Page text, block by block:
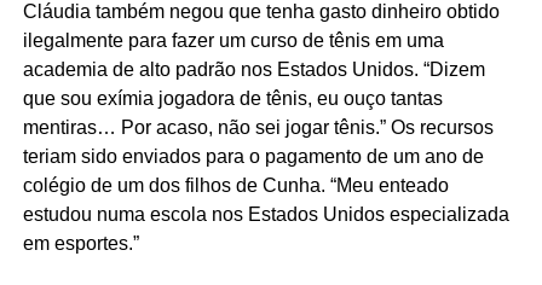
Cláudia também negou que tenha gasto dinheiro obtido
ilegalmente para fazer um curso de tênis em uma
academia de alto padrão nos Estados Unidos. “Dizem
que sou exímia jogadora de tênis, eu ouço tantas
mentiras… Por acaso, não sei jogar tênis.” Os recursos
teriam sido enviados para o pagamento de um ano de
colégio de um dos filhos de Cunha. “Meu enteado
estudou numa escola nos Estados Unidos especializada
em esportes.”